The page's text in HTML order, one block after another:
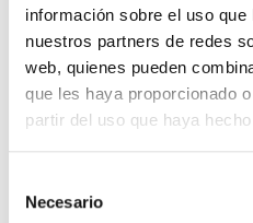
información sobre el uso
nuestros partners de redes
web, quienes pueden
que les haya proporcionado
partir del uso que haya
Necesario